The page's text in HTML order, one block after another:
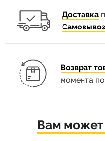
Доставка
Самовывоз
Возврат
момента
Вам может